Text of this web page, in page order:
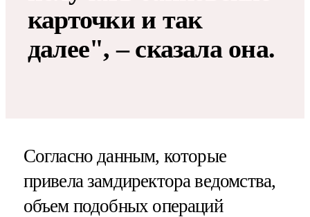
карточки и так
далее", – сказала она.
Согласно данным, которые
привела замдиректора ведомства,
объем подобных операций